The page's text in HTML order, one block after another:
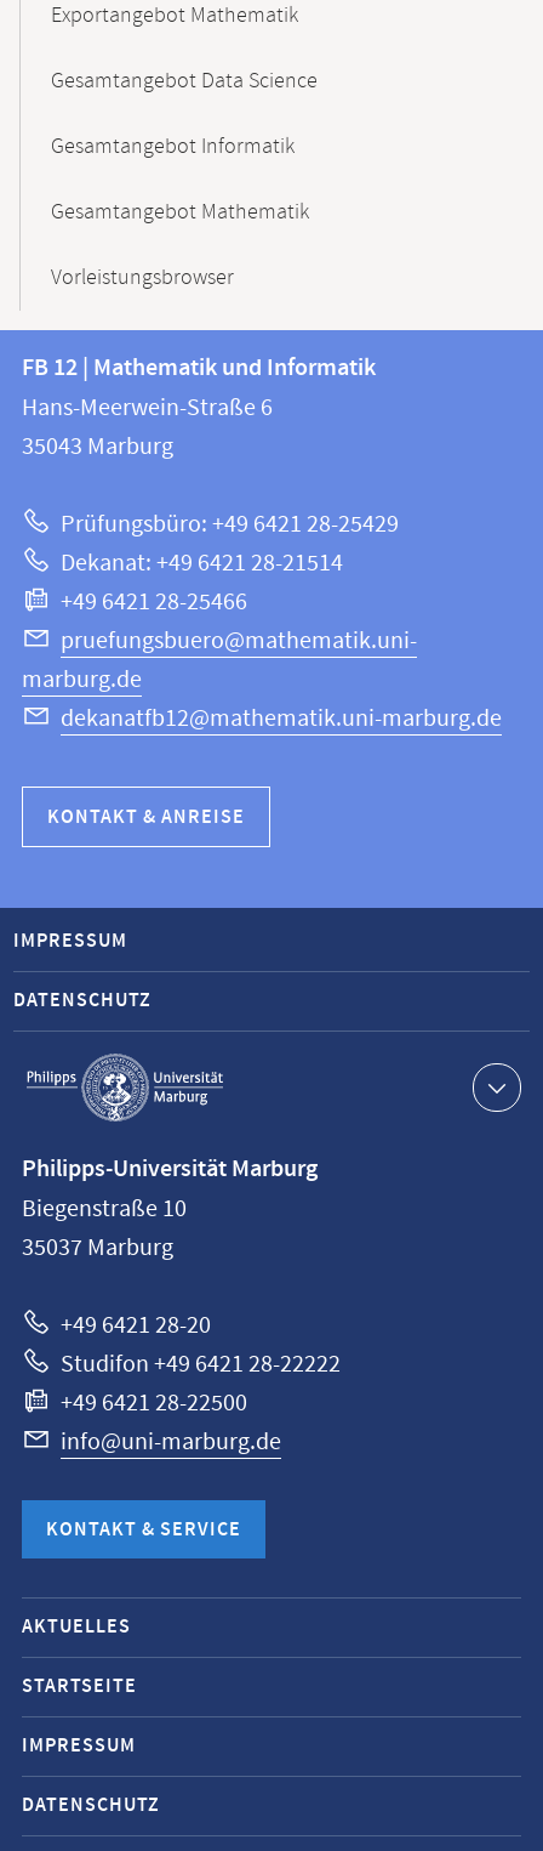
Exportangebot Mathematik
Gesamtangebot Data Science
Gesamtangebot Informatik
Gesamtangebot Mathematik
Vorleistungsbrowser
Kontakt
und
Informationen
Website
FB
12
|
und
Informatik
FB 12 | Mathematik und Informatik
Hans-Meerwein-Straße 6
35043 Marburg
Prüfungsbüro: +49 6421 28-25429
Dekanat: +49 6421 28-21514
+49 6421 28-25466
pruefungsbuero@mathematik.uni-
marburg.de
dekanatfb12@mathematik.uni-marburg.de
KONTAKT & ANREISE
Service-
Navigation
IMPRESSUM
DATENSCHUTZ
Philipps-
Universität
Marburg
Philipps-Universität Marburg
Biegenstraße 10
35037 Marburg
+49 6421 28-20
Studifon +49 6421 28-22222
+49 6421 28-22500
info@uni-marburg.de
KONTAKT & SERVICE
Mobile-
Service-
Navigation
und
Social
Media
Kontakte
AKTUELLES
STARTSEITE
IMPRESSUM
DATENSCHUTZ